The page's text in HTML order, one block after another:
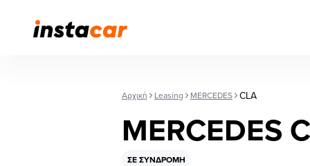
Αρχική Leasing MERCEDES CLA
MERCEDES
ΣΕ ΣΥΝΔΡΟΜΉ